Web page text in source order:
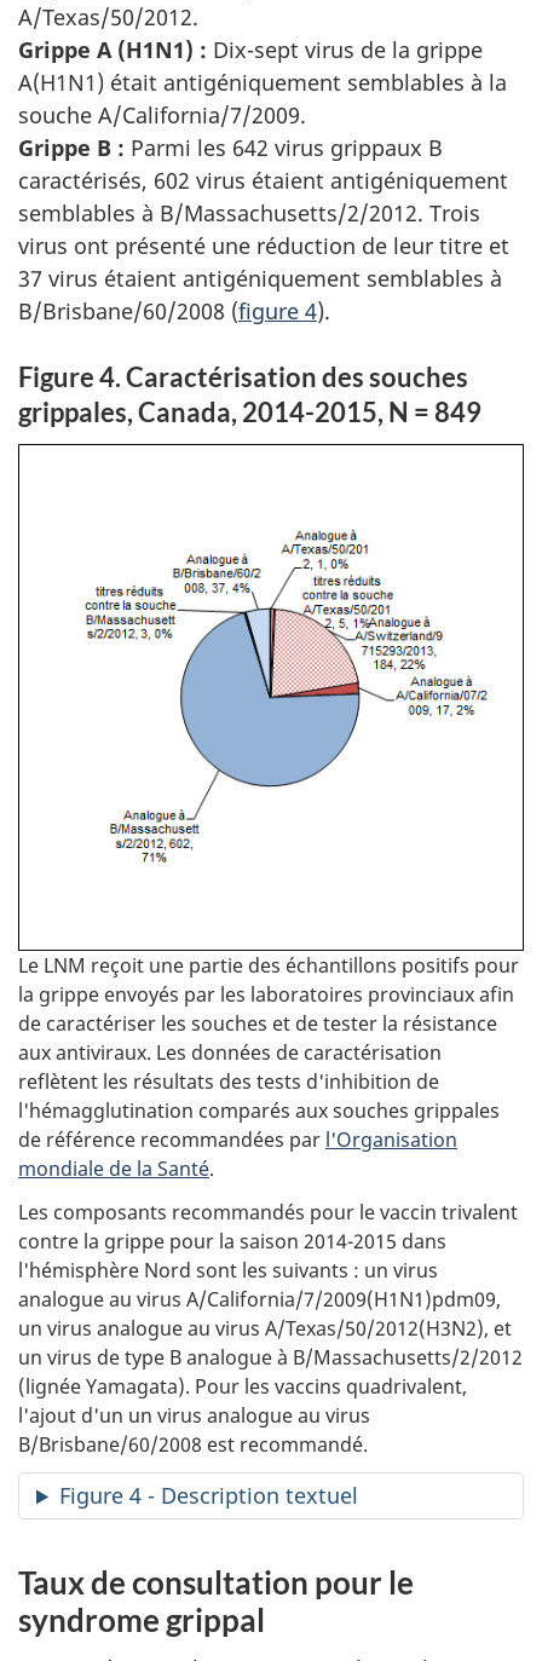
A/Texas/50/2012.
Grippe A (H1N1) : Dix-sept virus de la grippe
A(H1N1) était antigéniquement semblables à la
souche A/California/7/2009.
Grippe B : Parmi les 642 virus grippaux B
caractérisés, 602 virus étaient antigéniquement
semblables à B/Massachusetts/2/2012. Trois
virus ont présenté une réduction de leur titre et
37 virus étaient antigéniquement semblables à
B/Brisbane/60/2008 (figure 4).
Figure 4. Caractérisation des souches
grippales, Canada, 2014-2015, N = 849
Le LNM reçoit une partie des échantillons positifs pour
la grippe envoyés par les laboratoires provinciaux afin
de caractériser les souches et de tester la résistance
aux antiviraux. Les données de caractérisation
reflètent les résultats des tests d'inhibition de
l'hémagglutination comparés aux souches grippales
de référence recommandées par l'Organisation
mondiale de la Santé.
Les composants recommandés pour le vaccin trivalent
contre la grippe pour la saison 2014-2015 dans
l'hémisphère Nord sont les suivants : un virus
analogue au virus A/California/7/2009(H1N1)pdm09,
un virus analogue au virus A/Texas/50/2012(H3N2), et
un virus de type B analogue à B/Massachusetts/2/2012
(lignée Yamagata). Pour les vaccins quadrivalent,
l'ajout d'un un virus analogue au virus
B/Brisbane/60/2008 est recommandé.
Figure 4 - Description textuel
Taux de consultation pour le
syndrome grippal